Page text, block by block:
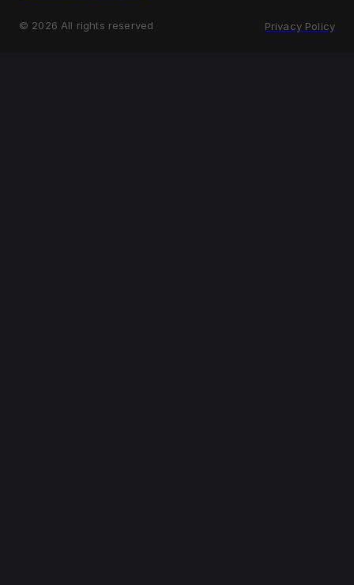
© 2026 All rights reserved Privacy Policy